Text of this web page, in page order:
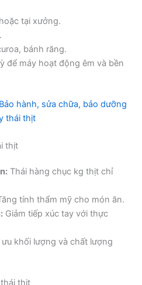
tại xưởng.
bánh răng.
để máy hoạt động êm và bền
Bảo hành, sửa chữa, bảo dưỡng
thái thịt
thịt
Thái hàng chục kg thịt chỉ
tính thẩm mỹ cho món ăn.
Giảm tiếp xúc tay với thực
khối lượng và chất lượng
thịt